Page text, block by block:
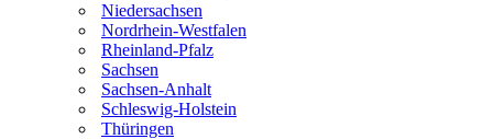
Niedersachsen
Nordrhein-Westfalen
Rheinland-Pfalz
Sachsen
Sachsen-Anhalt
Schleswig-Holstein
Thüringen